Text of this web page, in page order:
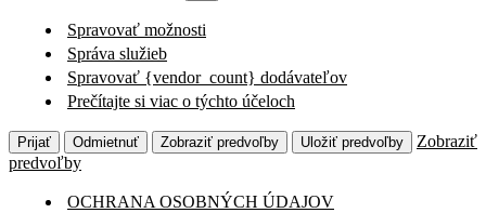
Spravovať možnosti
Správa služieb
Spravovať {vendor_count} dodávateľov
Prečítajte si viac o týchto účeloch
Prijať Odmietnuť Zobraziť predvoľby Uložiť predvoľby
Zobraziť
predvoľby
OCHRANA OSOBNÝCH ÚDAJOV